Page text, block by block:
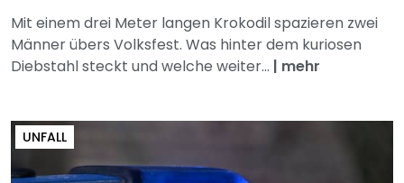
Mit einem drei Meter langen Krokodil spazieren zwei
Männer übers Volksfest. Was hinter dem kuriosen
Diebstahl steckt und welche weiter... | mehr
UNFALL